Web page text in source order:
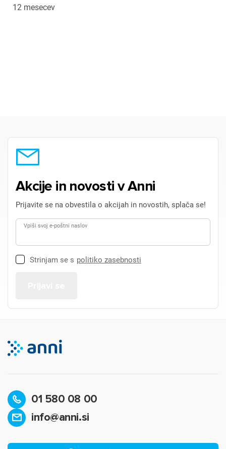
12 mesecev
Akcije in novosti v Anni
Prijavite se na obvestila o akcijah in novostih, splača se!
Vpiši svoj e-poštni naslov
Strinjam se s politiko zasebnosti
01 580 08 00
info@anni.si